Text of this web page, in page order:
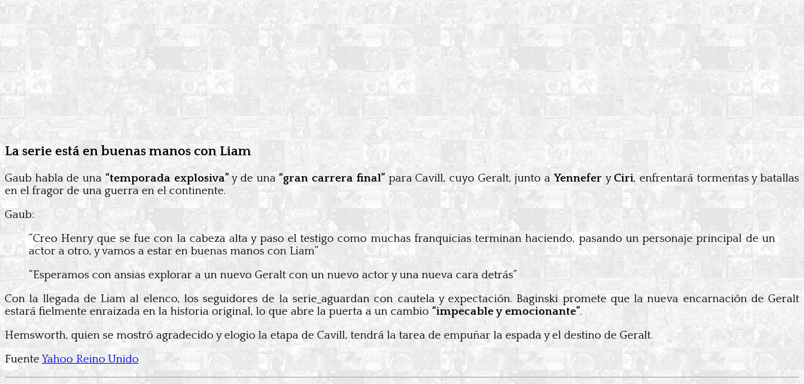
La serie está en buenas manos con Liam
Gaub habla de una “temporada explosiva” y de una “gran carrera final” para Cavill, cuyo Geralt, junto aYennefer y Ciri, enfrentará tormentas y batallas
en el fragor de una guerra en el continente.
Gaub:
“Creo Henry que se fue con la cabeza alta y paso el testigo como muchas franquicias terminan haciendo, pasando un personaje principal de un
actor a otro, y vamos a estar en buenas manos con Liam”
“Esperamos con ansias explorar a un nuevo Geralt con un nuevo actor y una nueva cara detrás”
Con la llegada de Liam al elenco, los seguidores de la serie aguardan con cautela y expectación. Baginski promete que la nueva encarnación de Geralt
estará fielmente enraizada en la historia original, lo que abre la puerta a un cambio “impecable y emocionante”.
Hemsworth, quien se mostró agradecido y elogio la etapa de Cavill, tendrá la tarea de empuñar la espada y el destino de Geralt.
FuenteYahoo Reino Unido